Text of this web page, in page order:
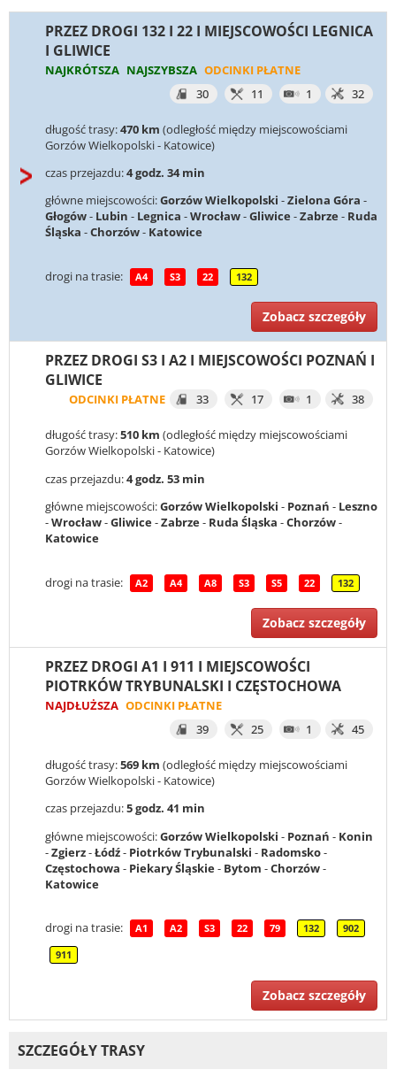
PRZEZ DROGI 132 I 22 I MIEJSCOWOŚCI LEGNICA
I GLIWICE
NAJKRÓTSZA NAJSZYBSZA ODCINKI PŁATNE
30
11 1 32
długość trasy:470 km (odległość między miejscowościami
Gorzów Wielkopolski - Katowice)
czas przejazdu:4 godz. 34 min
główne miejscowości:Gorzów Wielkopolski -Zielona Góra -
Głogów- Lubin - Legnica -Wrocław-Gliwice -Zabrze - Ruda
Śląska -Chorzów- Katowice
drogi na trasie: A4 S3 22 132
Zobacz szczegóły
PRZEZ DROGI S3 I A2 I MIEJSCOWOŚCI POZNAŃ I
GLIWICE
ODCINKI PŁATNE 33 17 1 38
długość trasy:510 km (odległość między miejscowościami
Gorzów Wielkopolski - Katowice)
czas przejazdu:4 godz. 53 min
główne miejscowości:Gorzów Wielkopolski - Poznań - Leszno
-Wrocław-Gliwice-Zabrze- Ruda Śląska -Chorzów-
Katowice
drogi na trasie: A2 A4 A8 S3 S5 22 132
Zobacz szczegóły
PRZEZ DROGI A1 I 911 I MIEJSCOWOŚCI
PIOTRKÓW TRYBUNALSKI I CZĘSTOCHOWA
NAJDŁUŻSZA ODCINKI PŁATNE
39
25 1 45
długość trasy:569 km (odległość między miejscowościami
Gorzów Wielkopolski - Katowice)
czas przejazdu:5 godz. 41 min
główne miejscowości:Gorzów Wielkopolski - Poznań - Konin
-Zgierz-Łódź- Piotrków Trybunalski - Radomsko-
Częstochowa - Piekary Śląskie- Bytom -Chorzów-
Katowice
drogi na trasie: A1 A2 S3 22 79 132 902
911
Zobacz szczegóły
SZCZEGÓŁY TRASY